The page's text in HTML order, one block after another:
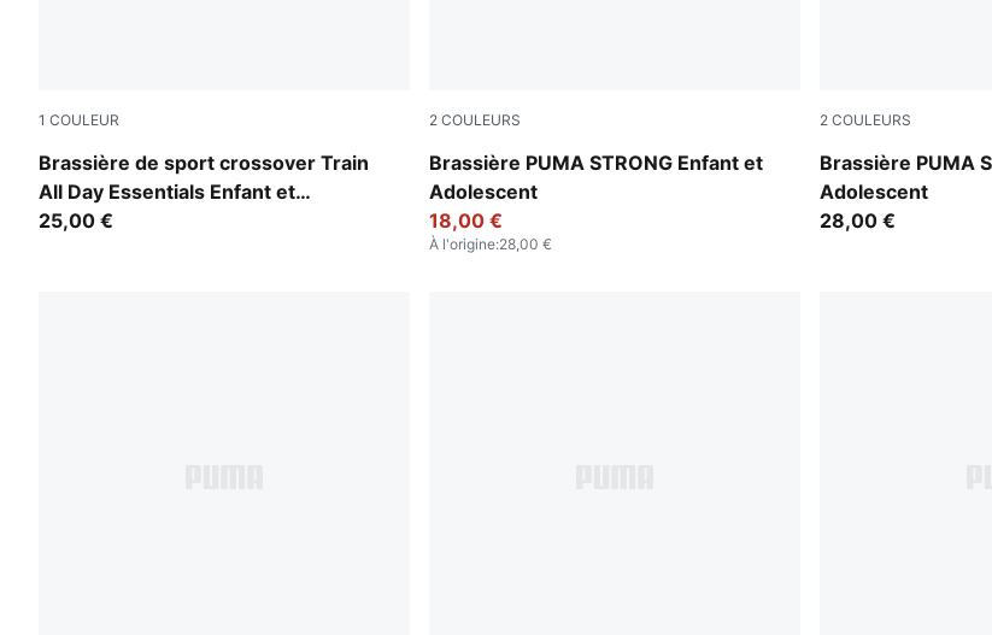
1 COULEUR
Brassière de sport crossover Train
All Day Essentials Enfant et
Adolescent
Fuchsia Glow
25,00 €
2 COULEURS
Brassière PUMA STRONG Enfant et
Adolescent
Puma Black
18,00 €
À l'origine:28,00 €
2 COULEURS
Brassière PUMA
Adolescent
PUMA Black-
28,00 €